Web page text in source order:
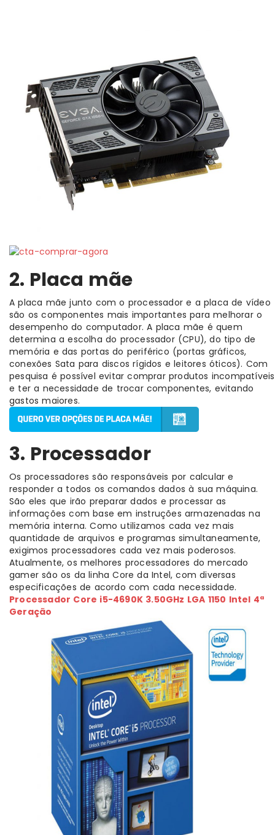
2. Placa mãe
A placa mãe junto com o processador e a placa de vídeo
são os componentes mais importantes para melhorar o
desempenho do computador. A placa mãe é quem
determina a escolha do processador (CPU), do tipo de
memória e das portas do periférico (portas gráficos,
conexões Sata para discos rígidos e leitores óticos). Com
pesquisa é possível evitar comprar produtos incompatíveis
e ter a necessidade de trocar componentes, evitando
gastos maiores.
3. Processador
Os processadores são responsáveis por calcular e
responder a todos os comandos dados à sua máquina.
São eles que irão preparar dados e processar as
informações com base em instruções armazenadas na
memória interna. Como utilizamos cada vez mais
quantidade de arquivos e programas simultaneamente,
exigimos processadores cada vez mais poderosos.
Atualmente, os melhores processadores do mercado
gamer são os da linha Core da Intel, com diversas
especificações de acordo com cada necessidade.
Processador Core i5-4690K 3.50GHz LGA 1150 Intel 4ª
Geração